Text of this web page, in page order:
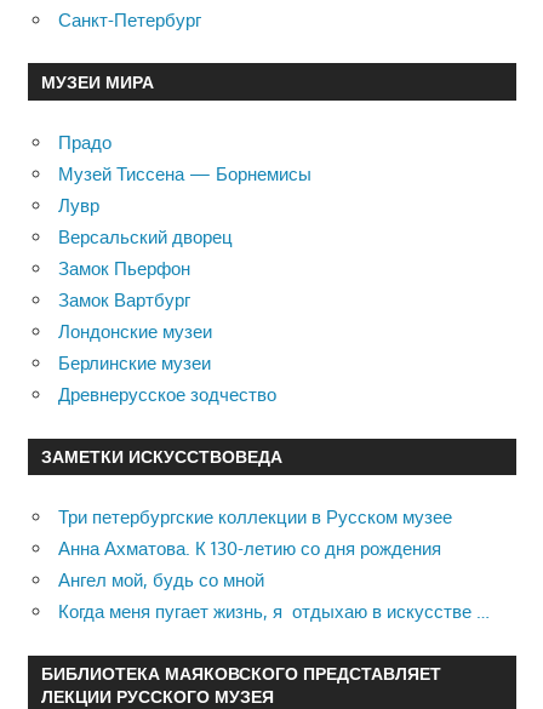
Санкт-Петербург
МУЗЕИ МИРА
Прадо
Музей Тиссена — Борнемисы
Лувр
Версальский дворец
Замок Пьерфон
Замок Вартбург
Лондонские музеи
Берлинские музеи
Древнерусское зодчество
ЗАМЕТКИ ИСКУССТВОВЕДА
Три петербургские коллекции в Русском музее
Анна Ахматова. К 130-летию со дня рождения
Ангел мой, будь со мной
Когда меня пугает жизнь, я отдыхаю в искусстве …
БИБЛИОТЕКА МАЯКОВСКОГО ПРЕДСТАВЛЯЕТ
ЛЕКЦИИ РУССКОГО МУЗЕЯ